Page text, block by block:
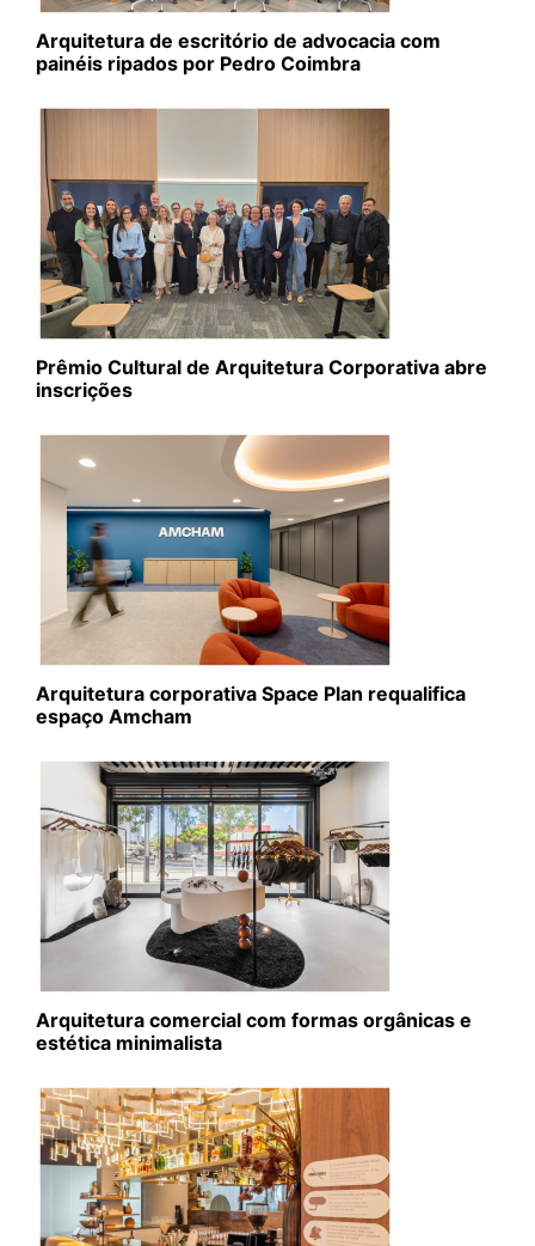
Arquitetura de escritório de advocacia com
painéis ripados por Pedro Coimbra
Prêmio Cultural de Arquitetura Corporativa abre
inscrições
Arquitetura corporativa Space Plan requalifica
espaço Amcham
Arquitetura comercial com formas orgânicas e
estética minimalista